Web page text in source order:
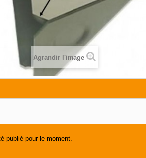
Agrandir l'image
publié pour le moment.